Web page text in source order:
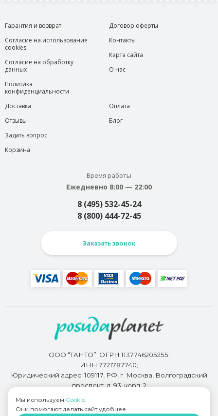
Гарантия и возврат
Согласие на использование
cookies
Согласие на обработку
данных
Политика
конфиденциальности
Договор оферты
Контакты
Карта сайта
О нас
Доставка
Отзывы
Задать вопрос
Корзина
Оплата
Блог
Время работы
Ежедневно 8:00 — 22:00
8 (495) 532-45-24
8 (800) 444-72-45
Заказать звонок
ООО “ТАНТО”; ОГРН 1137746205255;
ИНН 7721787740;
Юридический адрес: 109117, РФ, г. Москва, Волгоградский
проспект, д. 93, корп. 2
Разработкой сайта занимается
Мы используем Cookie.
Они помогают делать сайт удобнее.